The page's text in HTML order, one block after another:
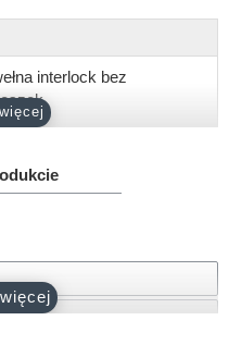
interlock bez
92
róż, błękitny,
granatowy, czarny